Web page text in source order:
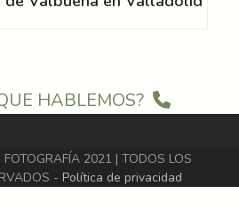
HABLEMOS?
2021 | TODOS LOS
- Política de privacidad